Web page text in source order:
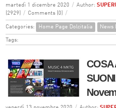
martedì 1 dicembre 2020 / Author:
(2929)
/ Comments (0) /
Categories: Home Page Dolcitalia News
Tags:
COSA